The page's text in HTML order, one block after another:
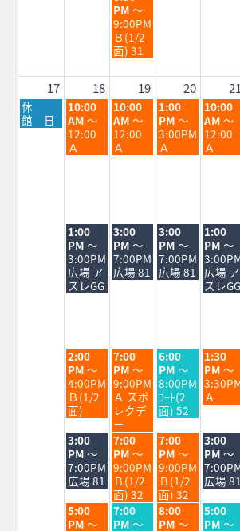
曜
日,
8
月
12th
2026
PM ～
9:00PM
Ｂ(1/2
面) 31
17 18 19 20 21
月
曜
日,
休
館 日
火
曜
日,
8
月
10:00
AM ～
12:00
Ａ
水
曜
日,
8
月
10:00
AM ～
12:00
Ａ
木
曜
日,
8
月
1:00
PM ～
3:00PM
Ａ
金
曜
日,
8
月
10:00
AM ～
12:00
Ａ
火
曜
日,
8
月
18th
1:00
PM ～
3:00PM
広場 ア
スレGG
水
曜
日,
8
月
3:00
PM ～
7:00PM
広場 81
木
曜
日,
8
月
3:00
PM ～
7:00PM
広場 81
金
曜
日,
8
月
21st
1:00
PM ～
広場 ア
スレGG
火
曜
日,
8
月
18th
2026
2:00
PM ～
4:00PM
Ｂ(1/2
面)
水
曜
日,
8
月
19th
2026
7:00
PM ～
9:00PM
Ａ スポ
レクデ
ー
木
曜
日,
8
月
20th
2026
6:00
PM ～
8:00PM
ｺｰﾄ(2
面) 52
金
曜
日,
8
月
2026
1:30
PM ～
Ａ
火
曜
日,
8
月
18th
2026
3:00
PM ～
7:00PM
広場 81
水
曜
日,
8
月
19th
2026
7:00
PM ～
9:00PM
Ｂ(1/2
面) 32
木
曜
日,
8
月
20th
2026
7:00
PM ～
9:00PM
Ｂ(1/2
面) 32
金
曜
日,
8
月
21st
2026
3:00
PM ～
広場 81
火
曜
5:00
PM ～
水
曜
7:00
PM ～
木
曜
8:00
PM ～
金
曜
5:00
PM ～